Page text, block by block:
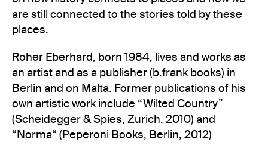
are still connected to the stories told by these
places.
Roher Eberhard, born 1984, lives and works as
an artist and as a publisher (b.frank books) in
Berlin and on Malta. Former publications of his
own artistic work include “Wilted Country”
(Scheidegger & Spies, Zurich, 2010) and
“Norma“ (Peperoni Books, Berlin, 2012)